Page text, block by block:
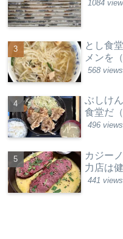
1084
とし食
メンを
568 views
ぶしけ
食堂だ
496 views
カジー
力店は
441 views